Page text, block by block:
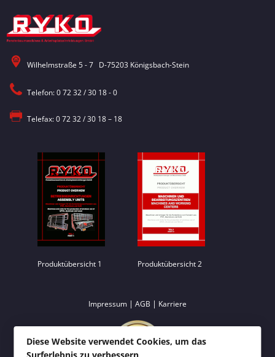
Wilhelmstraße 5 - 7 D-75203 Königsbach-Stein
Telefon: 0 72 32 / 30 18 - 0
Telefax: 0 72 32 / 30 18 – 18
Produktübersicht 1 Produktübersicht 2
Impressum | AGB | Karriere
Diese Website verwendet Cookies, um das
Surferlebnis zu verbessern